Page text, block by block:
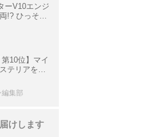
ーV10エンジ
!? ひっそり
は
第10位】マイ
テリアを刷
集部
けします